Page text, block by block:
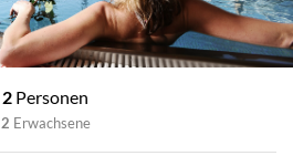
2 Personen
2 Erwachsene